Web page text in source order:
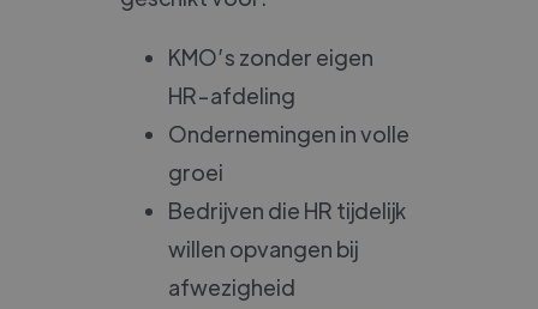
KMO’s zonder eigen
HR-afdeling
Ondernemingen in volle
groei
Bedrijven die HR tijdelijk
willen opvangen bij
afwezigheid